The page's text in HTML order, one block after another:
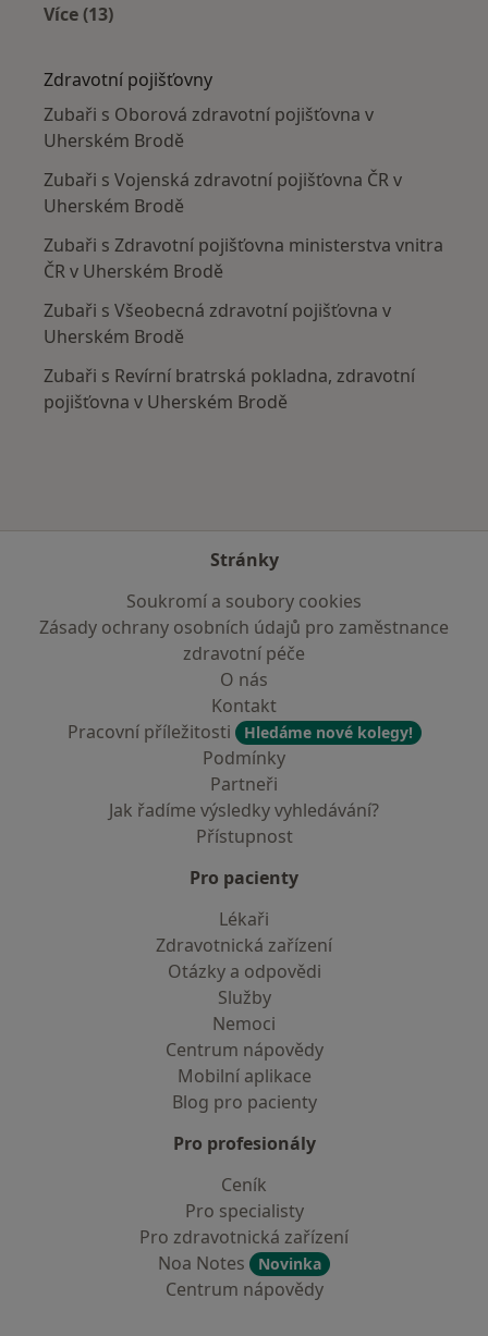
Více (13)
Zdravotní pojišťovny
Zubaři s Oborová zdravotní pojišťovna v
Uherském Brodě
Zubaři s Vojenská zdravotní pojišťovna ČR v
Uherském Brodě
Zubaři s Zdravotní pojišťovna ministerstva vnitra
ČR v Uherském Brodě
Zubaři s Všeobecná zdravotní pojišťovna v
Uherském Brodě
Zubaři s Revírní bratrská pokladna, zdravotní
pojišťovna v Uherském Brodě
Stránky
Soukromí a soubory cookies
Zásady ochrany osobních údajů pro zaměstnance
zdravotní péče
O nás
Kontakt
Pracovní příležitosti
Hledáme nové kolegy!
Podmínky
Partneři
Jak řadíme výsledky vyhledávání?
Přístupnost
Pro pacienty
Lékaři
Zdravotnická zařízení
Otázky a odpovědi
Služby
Nemoci
Centrum nápovědy
Mobilní aplikace
Blog pro pacienty
Pro profesionály
Ceník
Pro specialisty
Pro zdravotnická zařízení
Noa Notes
Novinka
Centrum nápovědy